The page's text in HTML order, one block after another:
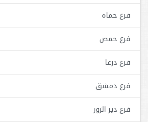
فرع حماه
فرع حمص
فرع درعا
فرع دمشق
فرع دير الزور